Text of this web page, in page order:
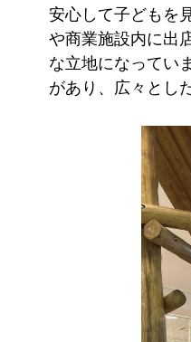
安心して子どもを
や商業施設内に出
な立地になってい
があり、広々とし